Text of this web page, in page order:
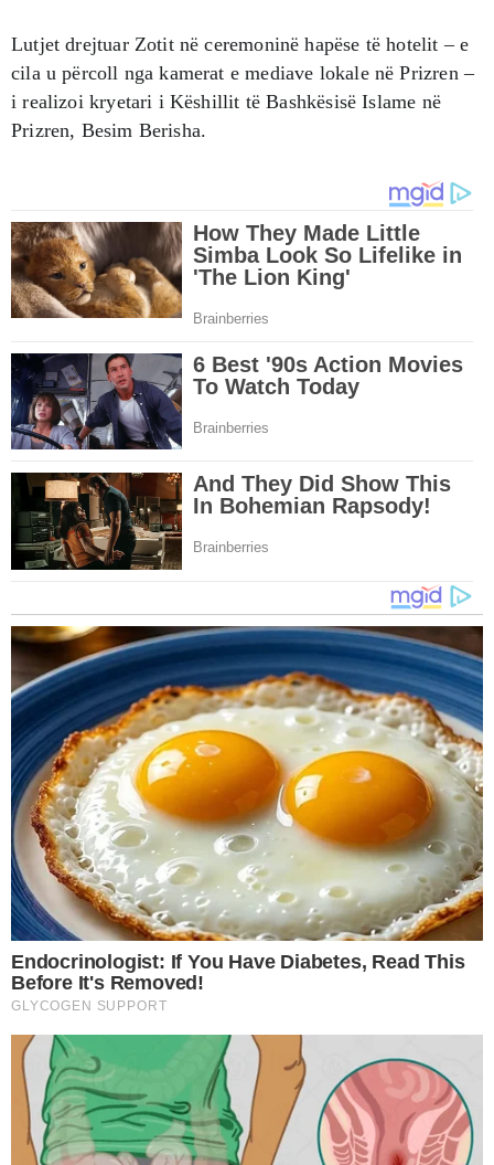
Lutjet drejtuar Zotit në ceremoninë hapëse të hotelit – e
cila u përcoll nga kamerat e mediave lokale në Prizren –
i realizoi kryetari i Këshillit të Bashkësisë Islame në
Prizren, Besim Berisha.